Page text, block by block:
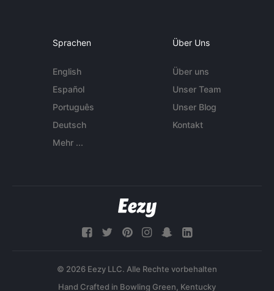
Sprachen
English
Español
Português
Deutsch
Mehr ...
Über Uns
Über uns
Unser Team
Unser Blog
Kontakt
© 2026 Eezy LLC. Alle Rechte vorbehalten